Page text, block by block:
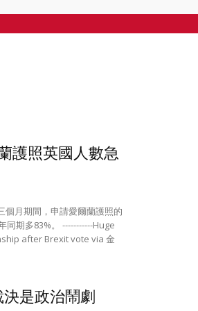
護照英國人數急
月期間，申請愛爾蘭護照的
同期多83%。 -----------Huge
after Brexit vote via 金
是政治鬧劇